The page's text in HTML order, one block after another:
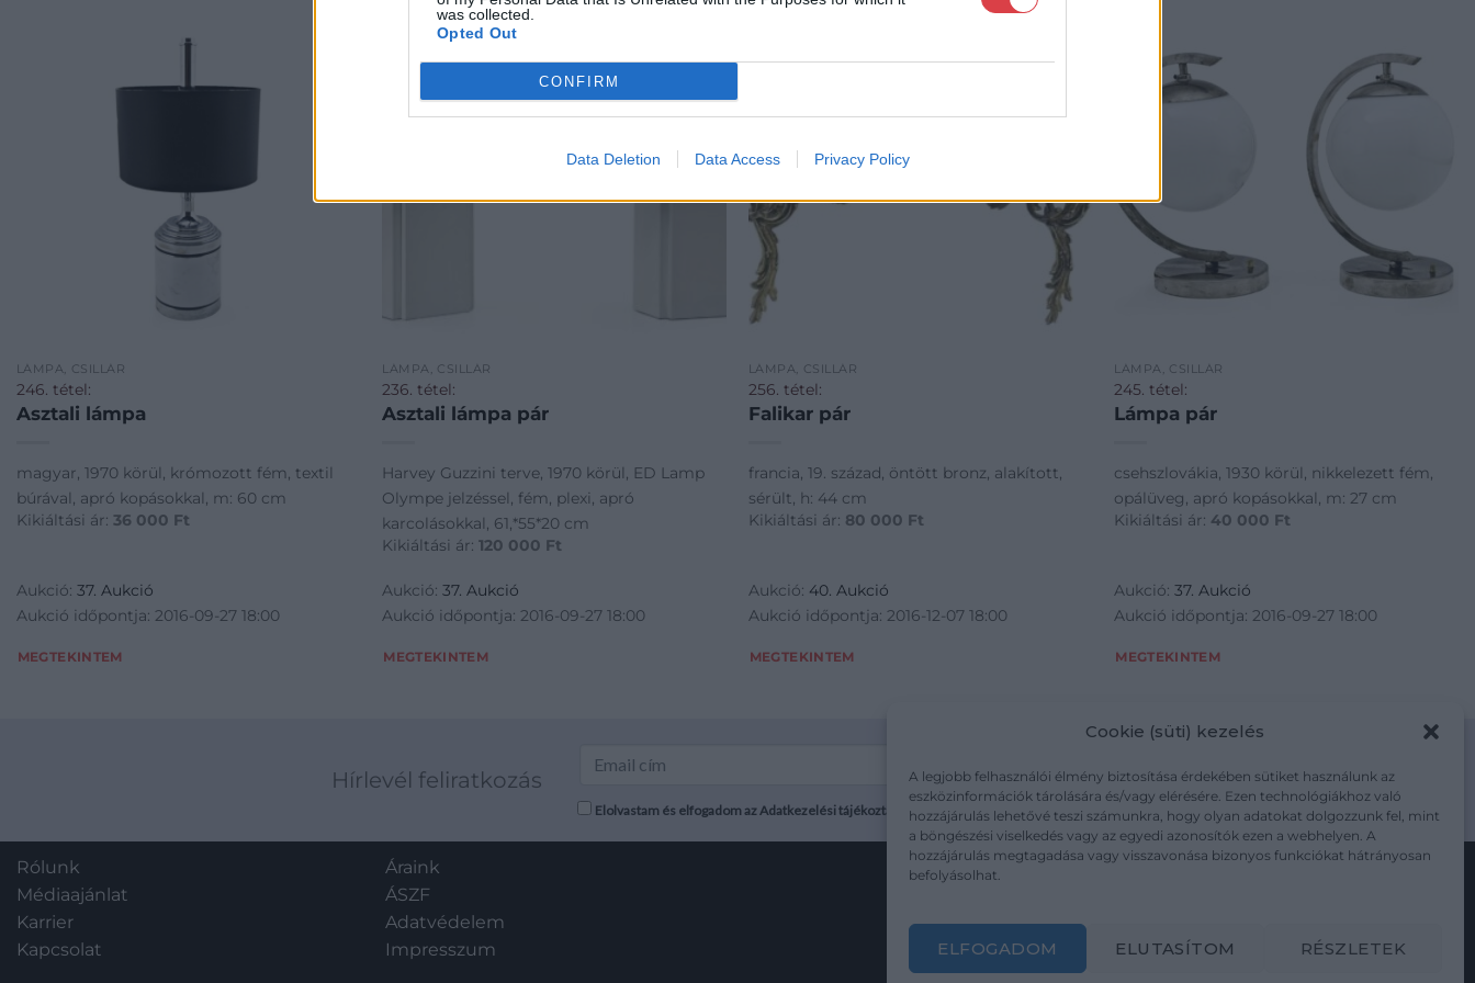
was collected.
Opted Out
CONFIRM
Data Deletion Data Access Privacy Policy
Cookie (süti) kezelés
A legjobb felhasználói élmény biztosítása érdekében sütiket használunk az
eszközinformációk tárolására és/vagy elérésére. Ezen technológiákhoz való
hozzájárulás lehetővé teszi számunkra, hogy olyan adatokat dolgozzunk fel, mint
a böngészési viselkedés vagy az egyedi azonosítók ezen a webhelyen. A
hozzájárulás megtagadása vagy visszavonása bizonyos funkciókat hátrányosan
befolyásolhat.
ELFOGADOM ELUTASÍTOM RÉSZLETEK
LÁMPA, CSILLÁR
246. tétel:
Asztali lámpa
magyar, 1970 körül, krómozott fém, textil
búrával, apró kopásokkal, m: 60 cm
Kikiáltási ár: 36 000 Ft
Aukció: 37. Aukció
Aukció időpontja: 2016-09-27 18:00
MEGTEKINTEM
LÁMPA, CSILLÁR
236. tétel:
Asztali lámpa pár
Harvey Guzzini terve, 1970 körül, ED Lamp
Olympe jelzéssel, fém, plexi, apró
karcolásokkal, 61,*55*20 cm
Kikiáltási ár:120 000 Ft
Aukció:37. Aukció
Aukció időpontja: 2016-09-27 18:00
MEGTEKINTEM
LÁMPA, CSILLÁR
256. tétel:
Falikar pár
francia, 19. század, öntött bronz, alakított,
sérült, h: 44 cm
Kikiáltási ár: 80 000 Ft
Aukció: 40. Aukció
Aukció időpontja: 2016-12-07 18:00
MEGTEKINTEM
LÁMPA, CSILLÁR
245. tétel:
Lámpa pár
csehszlovákia, 1930 körül, nikkelezett fém,
opálüveg, apró kopásokkal, m: 27 cm
Kikiáltási ár: 40 000 Ft
Aukció:37. Aukció
Aukció időpontja: 2016-09-27 18:00
MEGTEKINTEM
Hírlevél feliratkozás
Elolvastam és elfogadom az Adatkezelési tájékoztatót: mutargy.com/adatkezelesi-tajekoztato/
Rólunk
Médiaajánlat
Karrier
Kapcsolat
Áraink
ÁSZF
Adatvédelem
Impresszum